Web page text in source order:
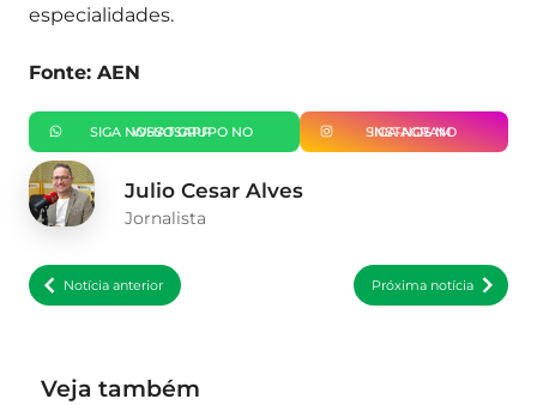
especialidades.
Fonte: AEN
SIGA NOSSO GRUPO NO WHATSAPP SIGA-NOS NO INSTAGRAM
Julio Cesar Alves
Jornalista
Notícia anterior Próxima notícia
Veja também